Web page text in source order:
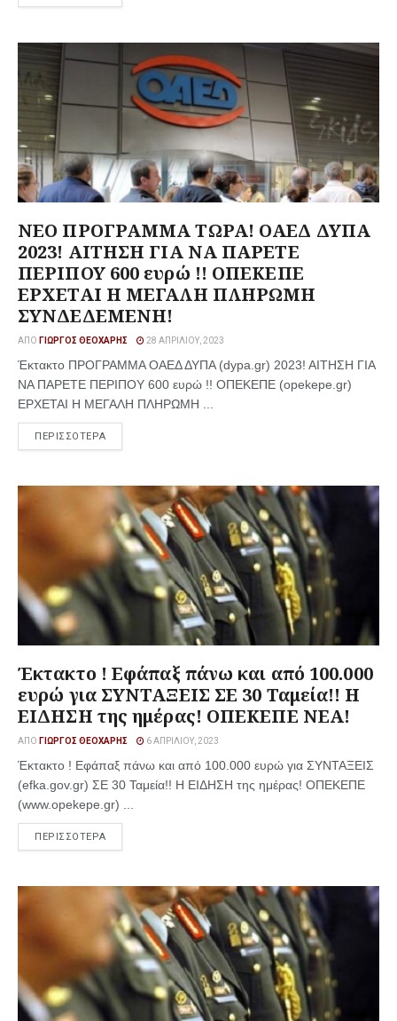
ΝΕΟ ΠΡΟΓΡΑΜΜΑ ΤΩΡΑ! ΟΑΕΔ ΔΥΠΑ
2023! ΑΙΤΗΣΗ ΓΙΑ ΝΑ ΠΑΡΕΤΕ
ΠΕΡΙΠΟΥ 600 ευρώ !! ΟΠΕΚΕΠΕ
ΕΡΧΕΤΑΙ Η ΜΕΓΑΛΗ ΠΛΗΡΩΜΗ
ΣΥΝΔΕΔΕΜΕΝΗ!
ΑΠΌ ΓΙΏΡΓΟΣ ΘΕΟΧΆΡΗΣ 28 ΑΠΡΙΛΊΟΥ, 2023
Έκτακτο ΠΡΟΓΡΑΜΜΑ ΟΑΕΔ ΔΥΠΑ (dypa.gr) 2023! ΑΙΤΗΣΗ ΓΙΑ
ΝΑ ΠΑΡΕΤΕ ΠΕΡΙΠΟΥ 600 ευρώ !! ΟΠΕΚΕΠΕ (opekepe.gr)
ΕΡΧΕΤΑΙ Η ΜΕΓΑΛΗ ΠΛΗΡΩΜΗ ...
ΠΕΡΙΣΣΟΤΕΡΑ
Έκτακτο ! Εφάπαξ πάνω και από 100.000
ευρώ για ΣΥΝΤΑΞΕΙΣ ΣΕ 30 Ταμεία!! Η
ΕΙΔΗΣΗ της ημέρας! ΟΠΕΚΕΠΕ ΝΕΑ!
ΑΠΌ ΓΙΏΡΓΟΣ ΘΕΟΧΆΡΗΣ 6 ΑΠΡΙΛΊΟΥ, 2023
Έκτακτο ! Εφάπαξ πάνω και από 100.000 ευρώ για ΣΥΝΤΑΞΕΙΣ
(efka.gov.gr) ΣΕ 30 Ταμεία!! Η ΕΙΔΗΣΗ της ημέρας! ΟΠΕΚΕΠΕ
(www.opekepe.gr) ...
ΠΕΡΙΣΣΟΤΕΡΑ